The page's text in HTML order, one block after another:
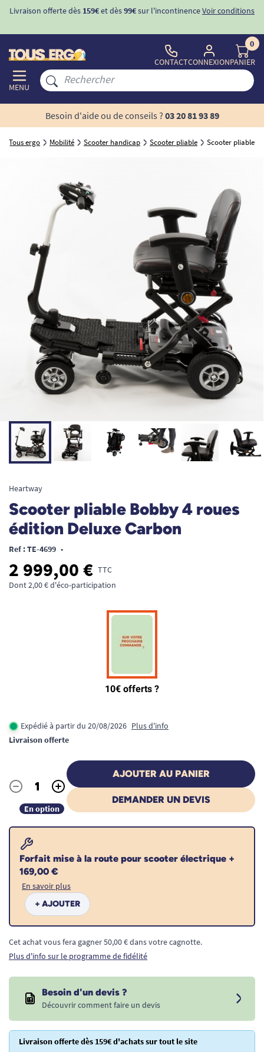
Livraison offerte dès 159€et dès99€sur l'incontinenceVoir conditions
MENU
CONTACTCONNEXION
0
PANIER
Besoin d'aide ou de conseils ? 03 20 81 93 89
Tous ergo Mobilité Scooter handicap Scooter pliable Scooter pliable
Heartway
Scooter pliable Bobby 4 roues
édition Deluxe Carbon
Ref : TE-4699 •
2 999,00 € TTC
Dont 2,00 € d'éco-participation
Expédié à partir du 20/08/2026 Plus d'info
Livraison offerte
Quantité
- +
AJOUTER AU PANIER
DEMANDER UN DEVIS
En option
Forfait mise à la route pour scooter électrique +
169,00 €
En savoir plus
+ AJOUTER
Cet achat vous fera gagner 50,00 € dans votre cagnotte.
Plus d'info sur le programme de fidélité
Besoin d'un devis ?
Découvrir comment faire un devis
Livraison offerte dès 159€ d'achats sur tout le site